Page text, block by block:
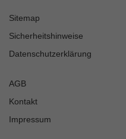
Sitemap
Sicherheitshinweise
Datenschutzerklärung
AGB
Kontakt
Impressum